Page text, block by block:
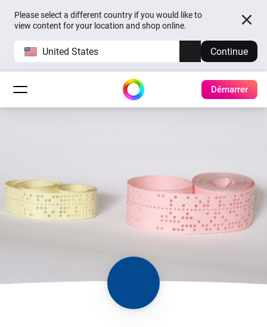
Please select a different country if you would like to
view content for your location and shop online.
United States Continue
Démarrer